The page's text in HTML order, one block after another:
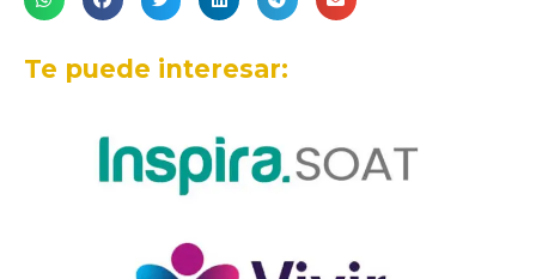
Te puede interesar: